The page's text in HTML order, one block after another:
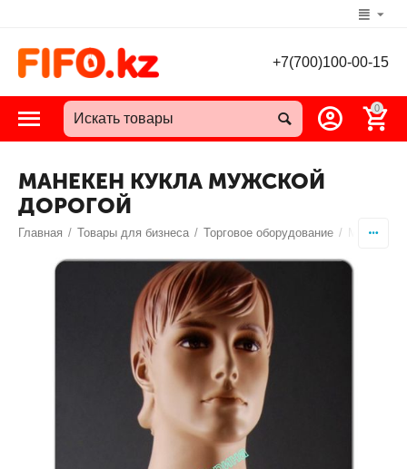
+7(700)100-00-15
0
МАНЕКЕН КУКЛА МУЖСКОЙ
ДОРОГОЙ
Главная / Товары для бизнеса / Торговое оборудование /